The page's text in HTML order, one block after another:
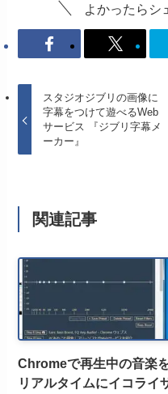
よかったらシ
スタジオジブリの画像に
字幕をつけて遊べるWeb
サービス 『ジブリ字幕メ
ーカー』
関連記事
Chromeで再生中の音楽
リアルタイムにイコライ